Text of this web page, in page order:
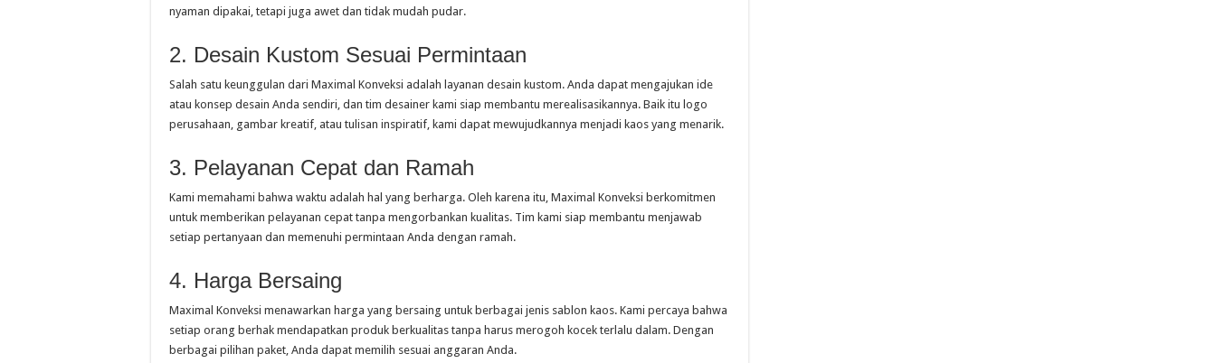
nyaman dipakai, tetapi juga awet dan tidak mudah pudar.
2. Desain Kustom Sesuai Permintaan
Salah satu keunggulan dari Maximal Konveksi adalah layanan desain kustom. Anda dapat mengajukan ide
atau konsep desain Anda sendiri, dan tim desainer kami siap membantu merealisasikannya. Baik itu logo
perusahaan, gambar kreatif, atau tulisan inspiratif, kami dapat mewujudkannya menjadi kaos yang menarik.
3. Pelayanan Cepat dan Ramah
Kami memahami bahwa waktu adalah hal yang berharga. Oleh karena itu, Maximal Konveksi berkomitmen
untuk memberikan pelayanan cepat tanpa mengorbankan kualitas. Tim kami siap membantu menjawab
setiap pertanyaan dan memenuhi permintaan Anda dengan ramah.
4. Harga Bersaing
Maximal Konveksi menawarkan harga yang bersaing untuk berbagai jenis sablon kaos. Kami percaya bahwa
setiap orang berhak mendapatkan produk berkualitas tanpa harus merogoh kocek terlalu dalam. Dengan
berbagai pilihan paket, Anda dapat memilih sesuai anggaran Anda.